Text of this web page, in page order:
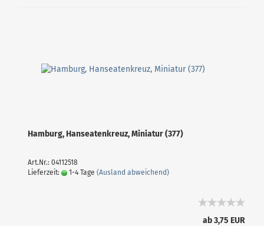
Hamburg, Hanseatenkreuz, Miniatur (377)
Art.Nr.: 04112518
Lieferzeit:
1-4 Tage (Ausland abweichend)
ab 3,75 EUR